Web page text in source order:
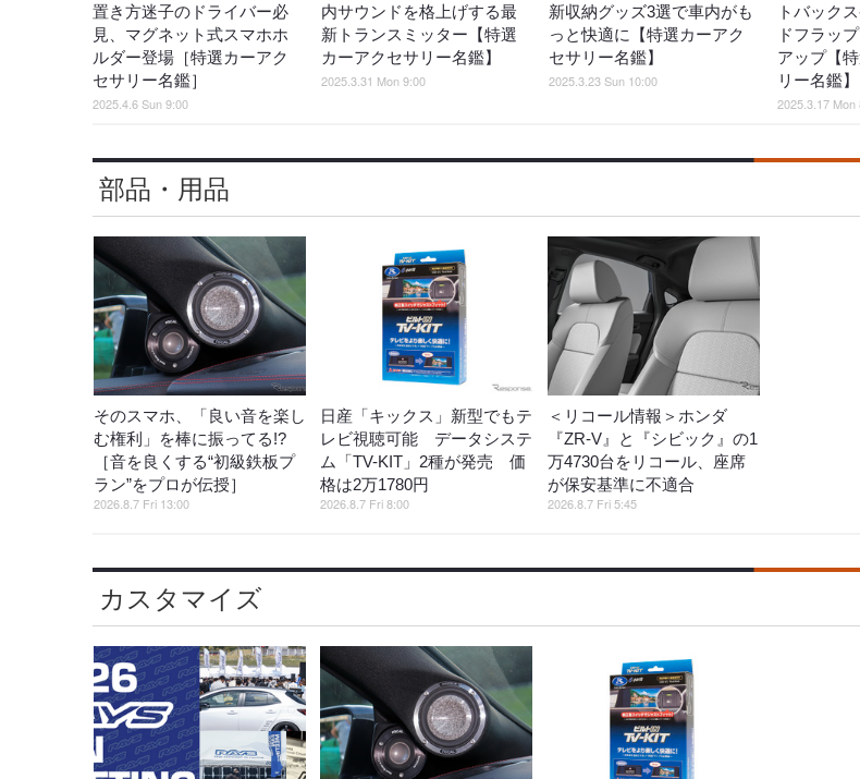
置き方迷子のドライバー必
見、マグネット式スマホホ
ルダー登場［特選カーアク
セサリー名鑑］
2025.4.6 Sun 9:00
内サウンドを格上げする最
新トランスミッター【特選
カーアクセサリー名鑑】
2025.3.31 Mon 9:00
新収納グッズ3選で車内がも
っと快適に【特選カーアク
セサリー名鑑】
2025.3.23 Sun 10:00
トバック
ドフラッ
アップ【
リー名鑑】
2025.3.17 Mon
部品・用品
そのスマホ、「良い音を楽し
む権利」を棒に振ってる!?
［音を良くする“初級鉄板プ
ラン”をプロが伝授］
2026.8.7 Fri 13:00
日産「キックス」新型でもテ
レビ視聴可能 データシステ
ム「TV-KIT」2種が発売 価
格は2万1780円
2026.8.7 Fri 8:00
＜リコール情報＞ホンダ
『ZR-V』と『シビック』の1
万4730台をリコール、座席
が保安基準に不適合
2026.8.7 Fri 5:45
カスタマイズ